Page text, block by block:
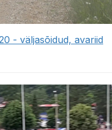
- väljasõidud, avariid